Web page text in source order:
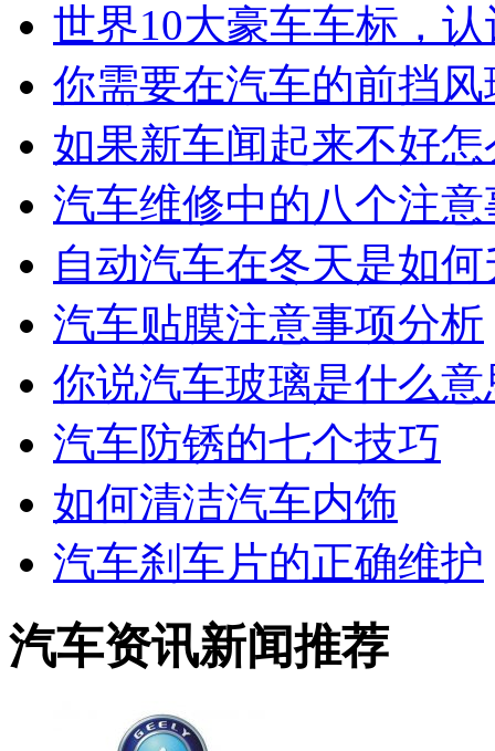
世界10大豪车车标，
你需要在汽车的前挡
如果新车闻起来不好怎
汽车维修中的八个注意
自动汽车在冬天是如
汽车贴膜注意事项分析
你说汽车玻璃是什么
汽车防锈的七个技巧
如何清洁汽车内饰
汽车刹车片的正确维护
汽车资讯新闻推荐